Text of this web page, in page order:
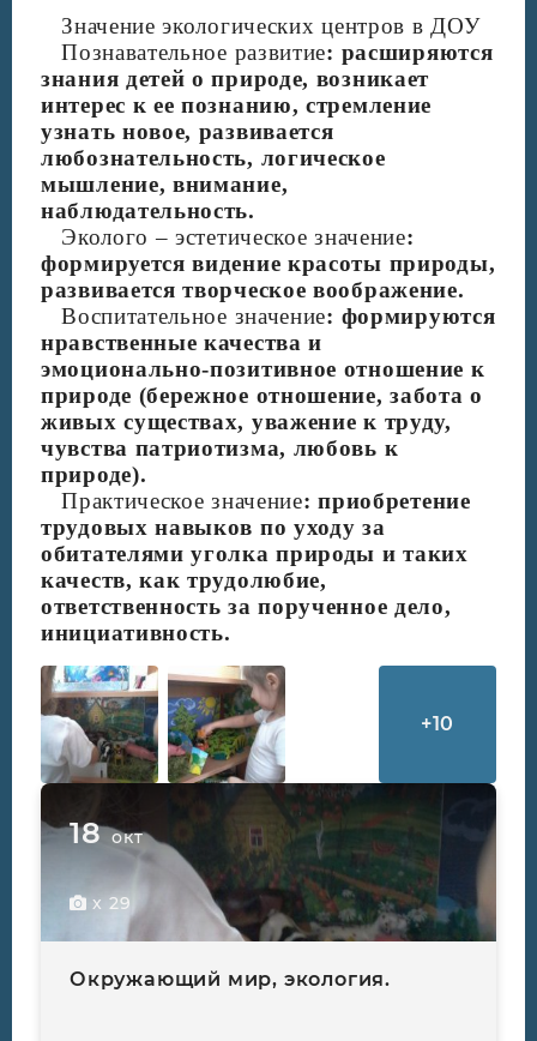
Значение экологических центров в ДОУ
Познавательное развитие: расширяются
знания детей о природе, возникает
интерес к ее познанию, стремление
узнать новое, развивается
любознательность, логическое
мышление, внимание,
наблюдательность.
Эколого – эстетическое значение:
формируется видение красоты природы,
развивается творческое воображение.
Воспитательное значение: формируются
нравственные качества и
эмоционально-позитивное отношение к
природе (бережное отношение, забота о
живых существах, уважение к труду,
чувства патриотизма, любовь к
природе).
Практическое значение: приобретение
трудовых навыков по уходу за
обитателями уголка природы и таких
качеств, как трудолюбие,
ответственность за порученное дело,
инициативность.
+10
18 окт
x 29
Окружающий мир, экология.